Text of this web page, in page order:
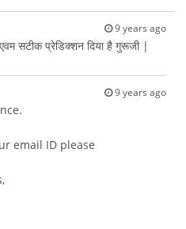
9 years ago
एवम सटीक प्रेडिक्शन दिया है गुरूजी |
9 years ago
email ID please